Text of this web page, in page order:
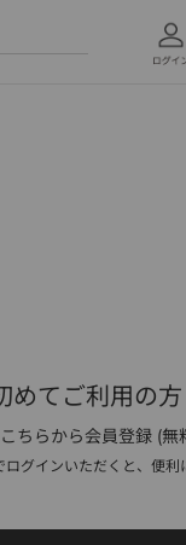
めてご利用の方
ちらから会員登録 (無
グインいただくと、便利